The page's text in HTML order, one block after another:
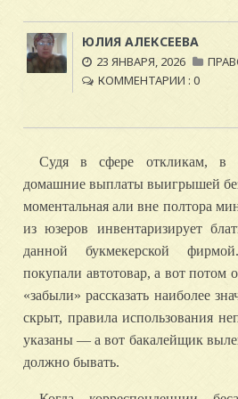
ЮЛИЯ АЛЕКСЕЕВА
23 ЯНВАРЯ, 2026
КОММЕНТАРИИ : 0
Судя в сфере откликам, в
домашние выплаты выигрышей
моментальная али вне полтора
из юзеров инвентаризирует
данной букмекерской
покупали автотовар, а вот потом
«забыли» рассказать наиболее
скрыт, правила использования
указаны — а вот бакалейщик
должно бывать.